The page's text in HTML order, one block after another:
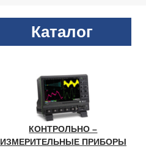
Каталог
КОНТРОЛЬНО –
ИЗМЕРИТЕЛЬНЫЕ ПРИБОРЫ